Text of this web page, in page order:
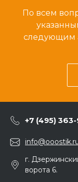
По всем
следующим
+7 (495)
г.
ворота 6.